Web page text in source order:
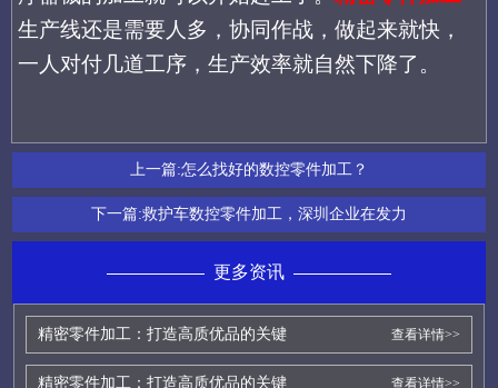
生产线还是需要人多，协同作战，做起来就快，
一人对付几道工序，生产效率就自然下降了。
上一篇:怎么找好的数控零件加工？
下一篇:救护车数控零件加工，深圳企业在发力
更多资讯
精密零件加工：打造高质优品的关键 查看详情>>
精密零件加工：打造高质优品的关键 查看详情>>